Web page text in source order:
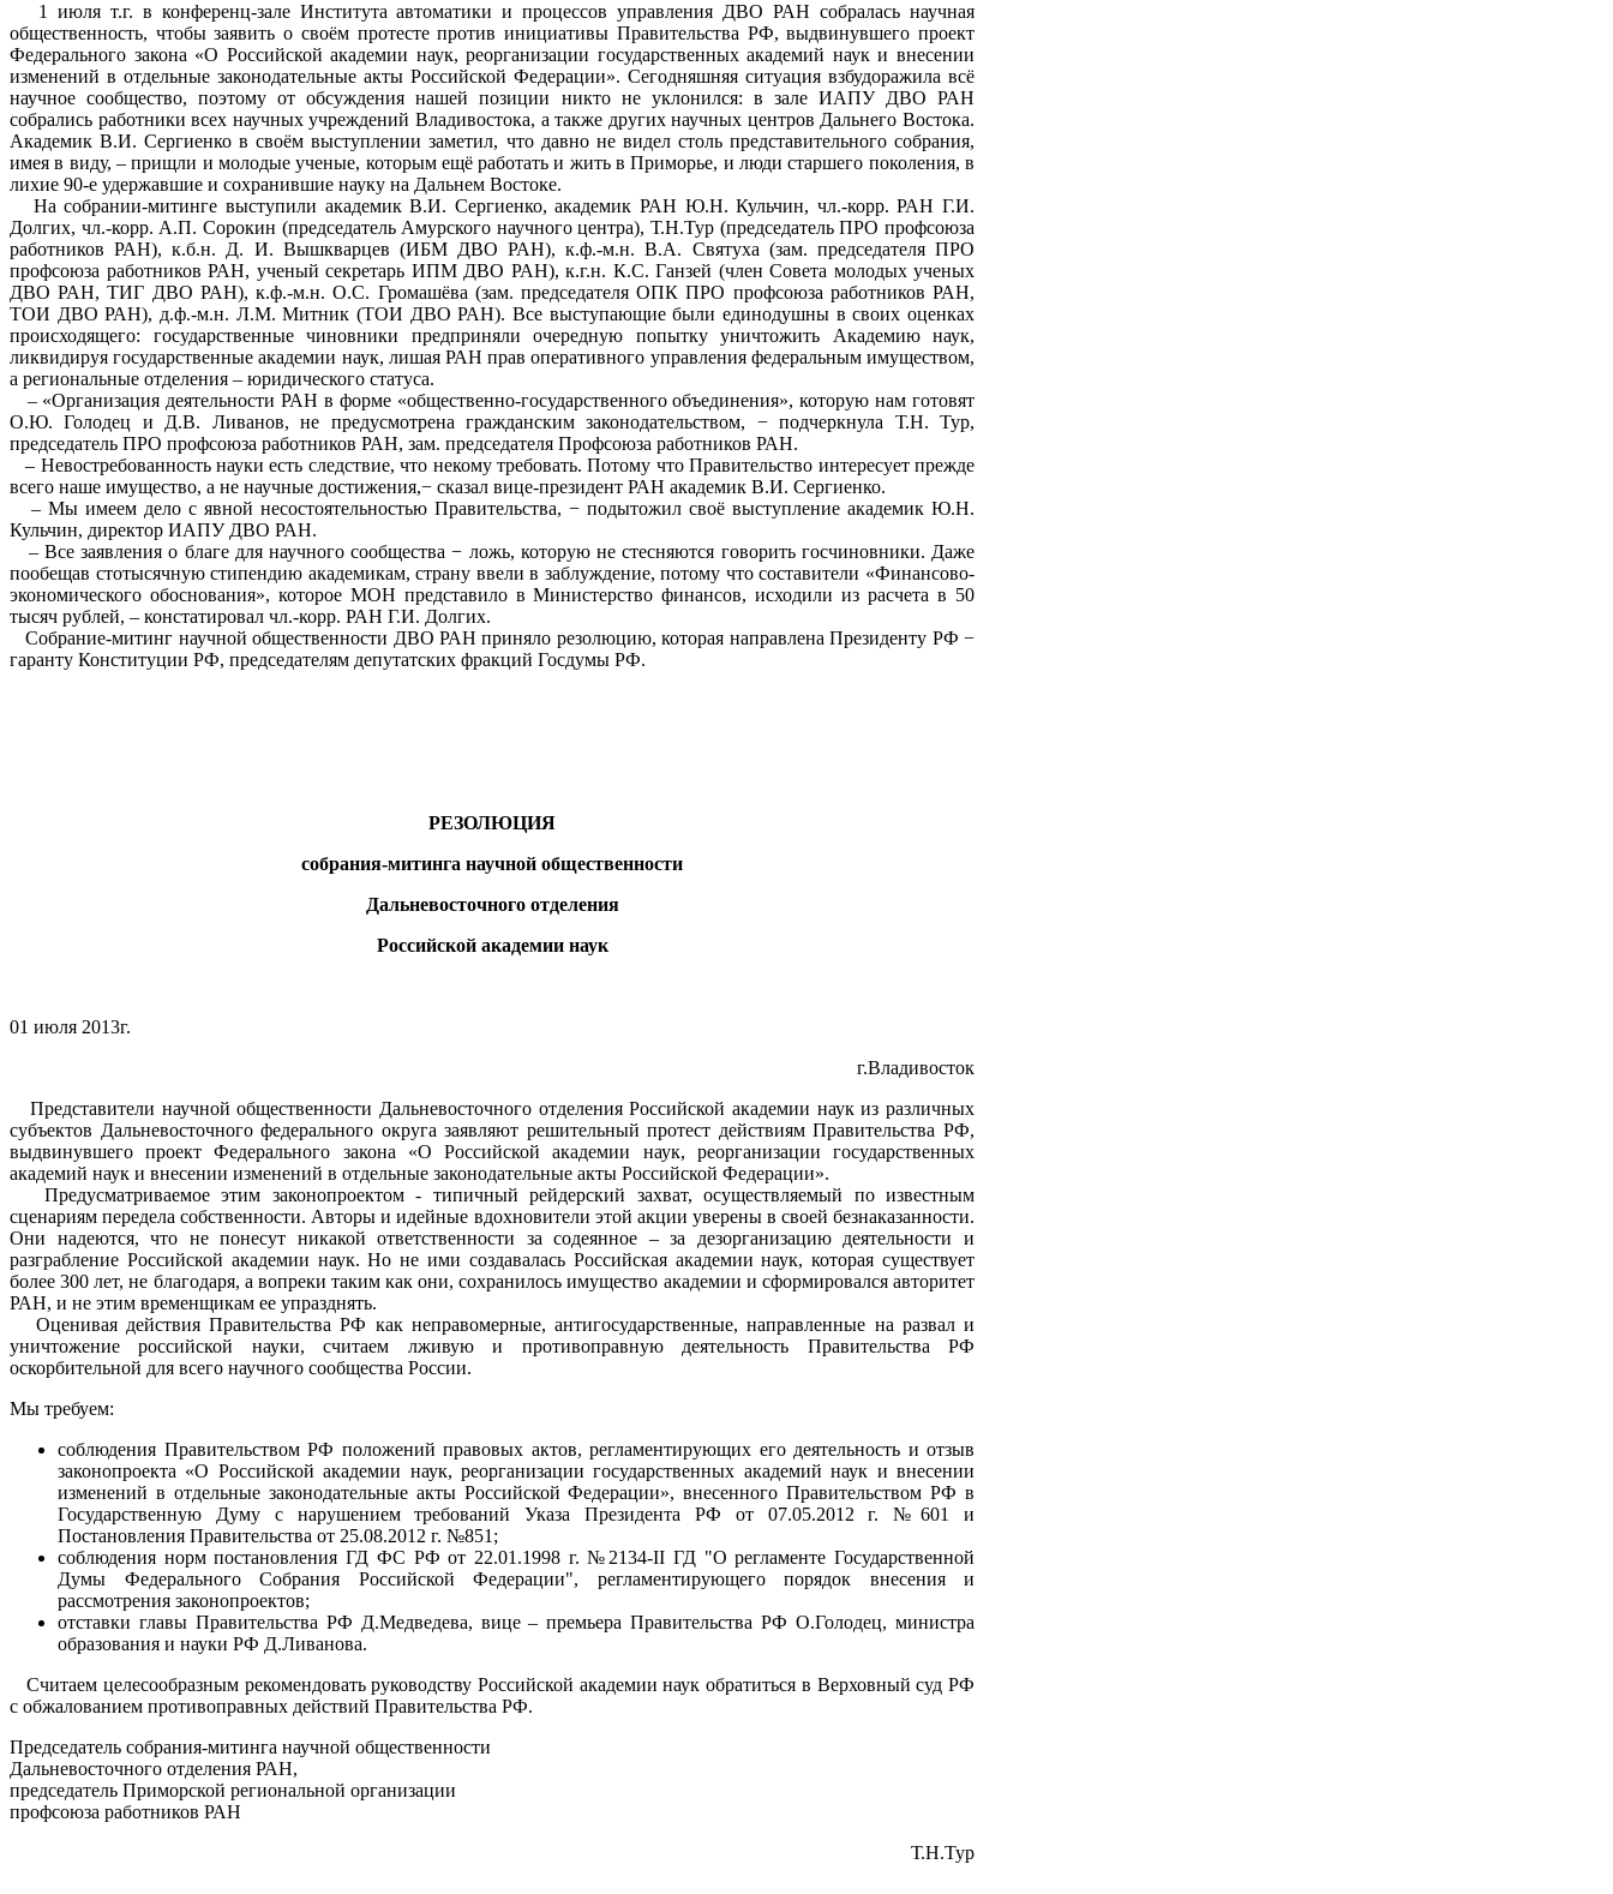
1 июля т.г. в конференц-зале Института автоматики и процессов управления ДВО РАН собралась научная
общественность, чтобы заявить о своём протесте против инициативы Правительства РФ, выдвинувшего проект
Федерального закона «О Российской академии наук, реорганизации государственных академий наук и внесении
изменений в отдельные законодательные акты Российской Федерации». Сегодняшняя ситуация взбудоражила всё
научное сообщество, поэтому от обсуждения нашей позиции никто не уклонился: в зале ИАПУ ДВО РАН
собрались работники всех научных учреждений Владивостока, а также других научных центров Дальнего Востока.
Академик В.И. Сергиенко в своём выступлении заметил, что давно не видел столь представительного собрания,
имея в виду, – прищли и молодые ученые, которым ещё работать и жить в Приморье, и люди старшего поколения, в
лихие 90-е удержавшие и сохранившие науку на Дальнем Востоке.
На собрании-митинге выступили академик В.И. Сергиенко, академик РАН Ю.Н. Кульчин, чл.-корр. РАН Г.И.
Долгих, чл.-корр. А.П. Сорокин (председатель Амурского научного центра), Т.Н.Тур (председатель ПРО профсоюза
работников РАН), к.б.н. Д. И. Вышкварцев (ИБМ ДВО РАН), к.ф.-м.н. В.А. Святуха (зам. председателя ПРО
профсоюза работников РАН, ученый секретарь ИПМ ДВО РАН), к.г.н. К.С. Ганзей (член Совета молодых ученых
ДВО РАН, ТИГ ДВО РАН), к.ф.-м.н. О.С. Громашёва (зам. председателя ОПК ПРО профсоюза работников РАН,
ТОИ ДВО РАН), д.ф.-м.н. Л.М. Митник (ТОИ ДВО РАН). Все выступающие были единодушны в своих оценках
происходящего: государственные чиновники предприняли очередную попытку уничтожить Академию наук,
ликвидируя государственные академии наук, лишая РАН прав оперативного управления федеральным имуществом,
а региональные отделения – юридического статуса.
– «Организация деятельности РАН в форме «общественно-государственного объединения», которую нам готовят
О.Ю. Голодец и Д.В. Ливанов, не предусмотрена гражданским законодательством, − подчеркнула Т.Н. Тур,
председатель ПРО профсоюза работников РАН, зам. председателя Профсоюза работников РАН.
– Невостребованность науки есть следствие, что некому требовать. Потому что Правительство интересует прежде
всего наше имущество, а не научные достижения,− сказал вице-президент РАН академик В.И. Сергиенко.
– Мы имеем дело с явной несостоятельностью Правительства, − подытожил своё выступление академик Ю.Н.
Кульчин, директор ИАПУ ДВО РАН.
– Все заявления о благе для научного сообщества − ложь, которую не стесняются говорить госчиновники. Даже
пообещав стотысячную стипендию академикам, страну ввели в заблуждение, потому что составители «Финансово-
экономического обоснования», которое МОН представило в Министерство финансов, исходили из расчета в 50
тысяч рублей, – констатировал чл.-корр. РАН Г.И. Долгих.
Собрание-митинг научной общественности ДВО РАН приняло резолюцию, которая направлена Президенту РФ −
гаранту Конституции РФ, председателям депутатских фракций Госдумы РФ.
РЕЗОЛЮЦИЯ
собрания-митинга научной общественности
Дальневосточного отделения
Российской академии наук
01 июля 2013г.
г.Владивосток
Представители научной общественности Дальневосточного отделения Российской академии наук из различных
субъектов Дальневосточного федерального округа заявляют решительный протест действиям Правительства РФ,
выдвинувшего проект Федерального закона «О Российской академии наук, реорганизации государственных
академий наук и внесении изменений в отдельные законодательные акты Российской Федерации».
Предусматриваемое этим законопроектом - типичный рейдерский захват, осуществляемый по известным
сценариям передела собственности. Авторы и идейные вдохновители этой акции уверены в своей безнаказанности.
Они надеются, что не понесут никакой ответственности за содеянное – за дезорганизацию деятельности и
разграбление Российской академии наук. Но не ими создавалась Российская академии наук, которая существует
более 300 лет, не благодаря, а вопреки таким как они, сохранилось имущество академии и сформировался авторитет
РАН, и не этим временщикам ее упразднять.
Оценивая действия Правительства РФ как неправомерные, антигосударственные, направленные на развал и
уничтожение российской науки, считаем лживую и противоправную деятельность Правительства РФ
оскорбительной для всего научного сообщества России.
Мы требуем:
соблюдения Правительством РФ положений правовых актов, регламентирующих его деятельность и отзыв
законопроекта «О Российской академии наук, реорганизации государственных академий наук и внесении
изменений в отдельные законодательные акты Российской Федерации», внесенного Правительством РФ в
Государственную Думу с нарушением требований Указа Президента РФ от 07.05.2012 г. №601 и
Постановления Правительства от 25.08.2012 г. №851;
соблюдения норм постановления ГД ФС РФ от 22.01.1998 г. №2134-II ГД "О регламенте Государственной
Думы Федерального Собрания Российской Федерации", регламентирующего порядок внесения и
рассмотрения законопроектов;
отставки главы Правительства РФ Д.Медведева, вице – премьера Правительства РФ О.Голодец, министра
образования и науки РФ Д.Ливанова.
Считаем целесообразным рекомендовать руководству Российской академии наук обратиться в Верховный суд РФ
с обжалованием противоправных действий Правительства РФ.
Председатель собрания-митинга научной общественности
Дальневосточного отделения РАН,
председатель Приморской региональной организации
профсоюза работников РАН
Т.Н.Тур